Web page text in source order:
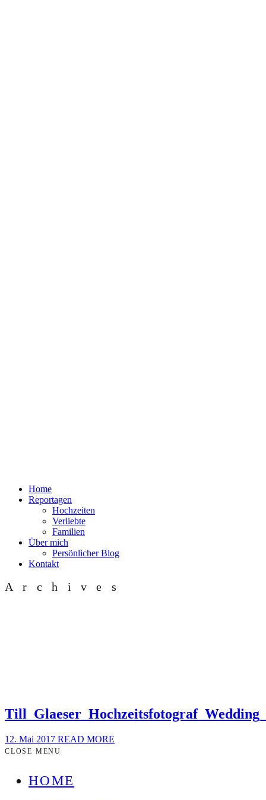
Home
Reportagen
Hochzeiten
Verliebte
Familien
Über mich
Persönlicher Blog
Kontakt
Archives
12. Mai 2017 READ MORE
CLOSE MENU
HOME